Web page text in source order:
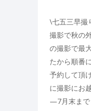
\七五三早撮
撮影で秋の
の撮影で最
たから順番
予約して頂
に撮影にお
—7月末ま